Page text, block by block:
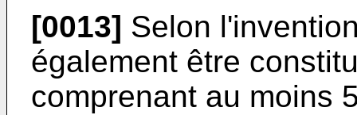
[0013] Selon
également être
comprenant au moins